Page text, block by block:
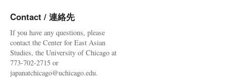
Contact / 連絡先
If you have any questions, please
contact the Center for East Asian
Studies, the University of Chicago at
773-702-2715 or
japanatchicago@uchicago.edu.